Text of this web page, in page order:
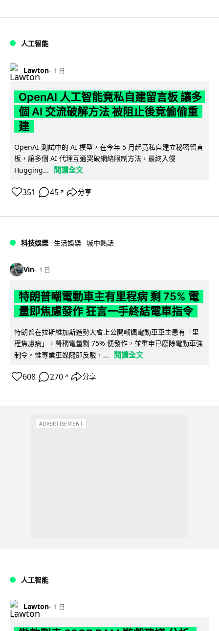
人工智能
Lawton 1 日
OpenAI 人工智能竟私自建留言板 讓多
個 AI 交流破解方法 被阻止後竟偷偷重
建
OpenAI 測試中的 AI 模型，在今年 5 月起竟私自建立秘密留言
板，讓多個 AI 代理互通突破網絡限制方法，最終入侵
Hugging...
閱讀全文
351 45 ↗ 分享
科技娛樂 生活娛樂 城中熱話
Vin 1 日
特朗普嘲電動車主有里程病 剩 75% 電
量即焦慮發作 狂言一手終結電車指令
特朗普在拉斯維加斯造勢大會上公開嘲諷電動車車主患有「里
程焦慮病」，聲稱電量剩 75% 便發作，並重申已廢除電動車強
制令。惟專業車媒隨即反駁，...
閱讀全文
608 270 ↗ 分享
ADVERTISEMENT
人工智能
Lawton 1 日